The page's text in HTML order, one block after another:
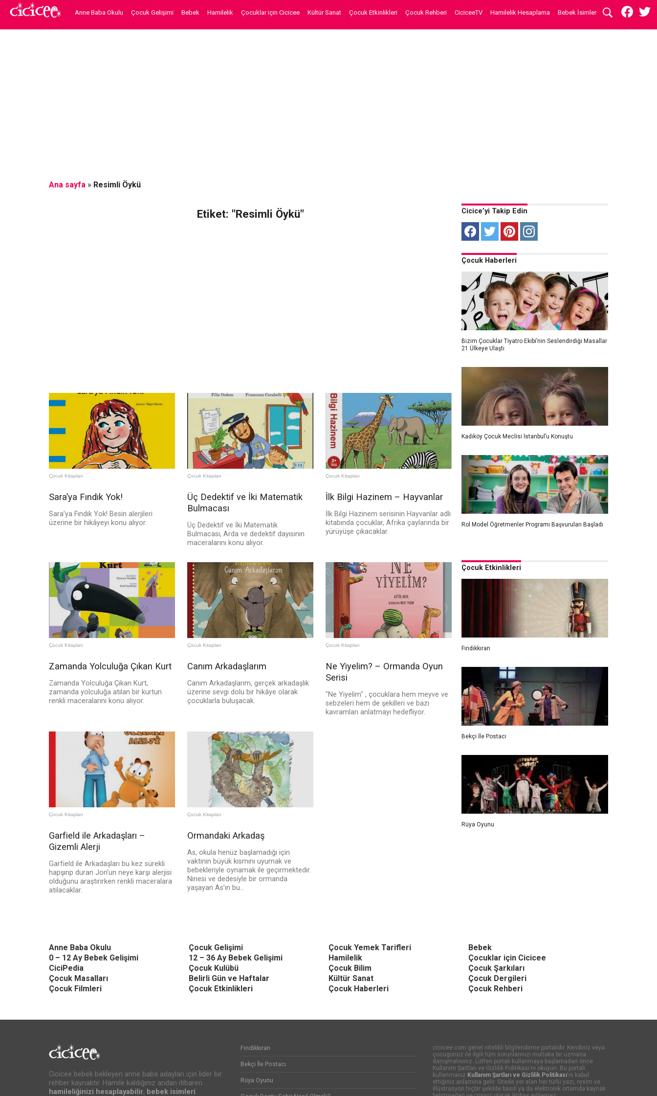
Anne Baba Okulu Çocuk Gelişimi Bebek Hamilelik Çocuklar için Cicicee Kültür Sanat Çocuk Etkinlikleri Çocuk Rehberi CiciceeTV Hamilelik Hesaplama Bebek İsimleri
Ana sayfa » Resimli Öykü
Etiket: "Resimli Öykü"
Çocuk Kitapları
Sara’ya Fındık Yok!
Sara’ya Fındık Yok! Besin alerjileri
üzerine bir hikâyeyi konu alıyor.
Çocuk Kitapları
Üç Dedektif ve İki Matematik
Bulmacası
Üç Dedektif ve İki Matematik
Bulmacası, Arda ve dedektif dayısının
maceralarını konu alıyor.
Çocuk Kitapları
İlk Bilgi Hazinem – Hayvanlar
İlk Bilgi Hazinem serisinin Hayvanlar adlı
kitabında çocuklar, Afrika çaylarında bir
yürüyüşe çıkacaklar.
Çocuk Kitapları
Zamanda Yolculuğa Çıkan Kurt
Zamanda Yolculuğa Çıkan Kurt,
zamanda yolculuğa atılan bir kurtun
renkli maceralarını konu alıyor.
Çocuk Kitapları
Canım Arkadaşlarım
Canım Arkadaşlarım, gerçek arkadaşlık
üzerine sevgi dolu bir hikâye olarak
çocuklarla buluşacak.
Çocuk Kitapları
Ne Yiyelim? – Ormanda Oyun
Serisi
"Ne Yiyelim" , çocuklara hem meyve ve
sebzeleri hem de şekilleri ve bazı
kavramları anlatmayı hedefliyor.
Çocuk Kitapları
Garfield ile Arkadaşları –
Gizemli Alerji
Garfield ile Arkadaşları bu kez sürekli
hapşırıp duran Jon'un neye karşı alerjisi
olduğunu araştırırken renkli maceralara
atılacaklar.
Çocuk Kitapları
Ormandaki Arkadaş
As, okula henüz başlamadığı için
vaktinin büyük kısmını uyumak ve
bebekleriyle oynamak ile geçirmektedir.
Ninesi ve dedesiyle bir ormanda
yaşayan As’ın bu...
Cicice’yi Takip Edin
Çocuk Haberleri
Bizim Çocuklar Tiyatro Ekibi’nin Seslendirdiği Masallar
21 Ülkeye Ulaştı
Kadıköy Çocuk Meclisi İstanbul’u Konuştu
Rol Model Öğretmenler Programı Başvuruları Başladı
Çocuk Etkinlikleri
Fındıkkıran
Bekçi İle Postacı
Rüya Oyunu
Anne Baba Okulu Çocuk Gelişimi Çocuk Yemek Tarifleri
Bebek
0 – 12 Ay Bebek Gelişimi
12 – 36 Ay Bebek Gelişimi Hamilelik
Çocuklar için Cicicee
CiciPedia
Çocuk Kulübü Çocuk Bilim
Çocuk Şarkıları
Çocuk Masalları
Belirli Gün ve Haftalar Kültür Sanat
Çocuk Dergileri
Çocuk Filmleri
Çocuk Etkinlikleri Çocuk Haberleri Çocuk Rehberi
Cicicee bebek bekleyen anne baba adayları için lider bir
rehber kaynaktır. Hamile kaldığınız andan itibaren
hamileliğinizi hesaplayabilir, bebek isimleri
Fındıkkıran
Bekçi İle Postacı
Rüya Oyunu
cicicee.com genel nitelikli bilgilendirme portalıdır. Kendiniz veya
çocugunuz ile ilgili tüm sorunlarınızı mutlaka bir uzmana
danışmalısınız. Lütfen portalı kullanmaya başlamadan önce
Kullanım Şartları ve Gizlilik Politikası'nı okuyun. Bu portalı
kullanmanız Kullanım Şartları ve Gizlilik Politikası'nı kabul
ettiğiniz anlamına gelir. Sitede yer alan her türlü yazı, resim ve
illüstrasyon hiçbir şekilde basılı ya da elektronik ortamda kaynak